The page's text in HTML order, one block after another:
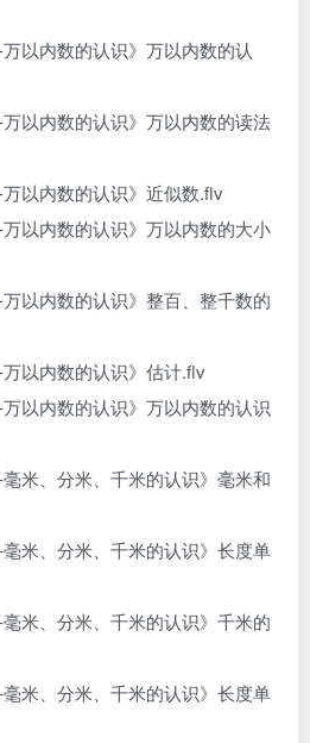
以内数的认识》万以内数的认
以内数的认识》万以内数的读法
以内数的认识》近似数.flv
以内数的认识》万以内数的大小
以内数的认识》整百、整千数的
以内数的认识》估计.flv
以内数的认识》万以内数的认识
米、分米、千米的认识》毫米和
米、分米、千米的认识》长度单
米、分米、千米的认识》千米的
米、分米、千米的认识》长度单